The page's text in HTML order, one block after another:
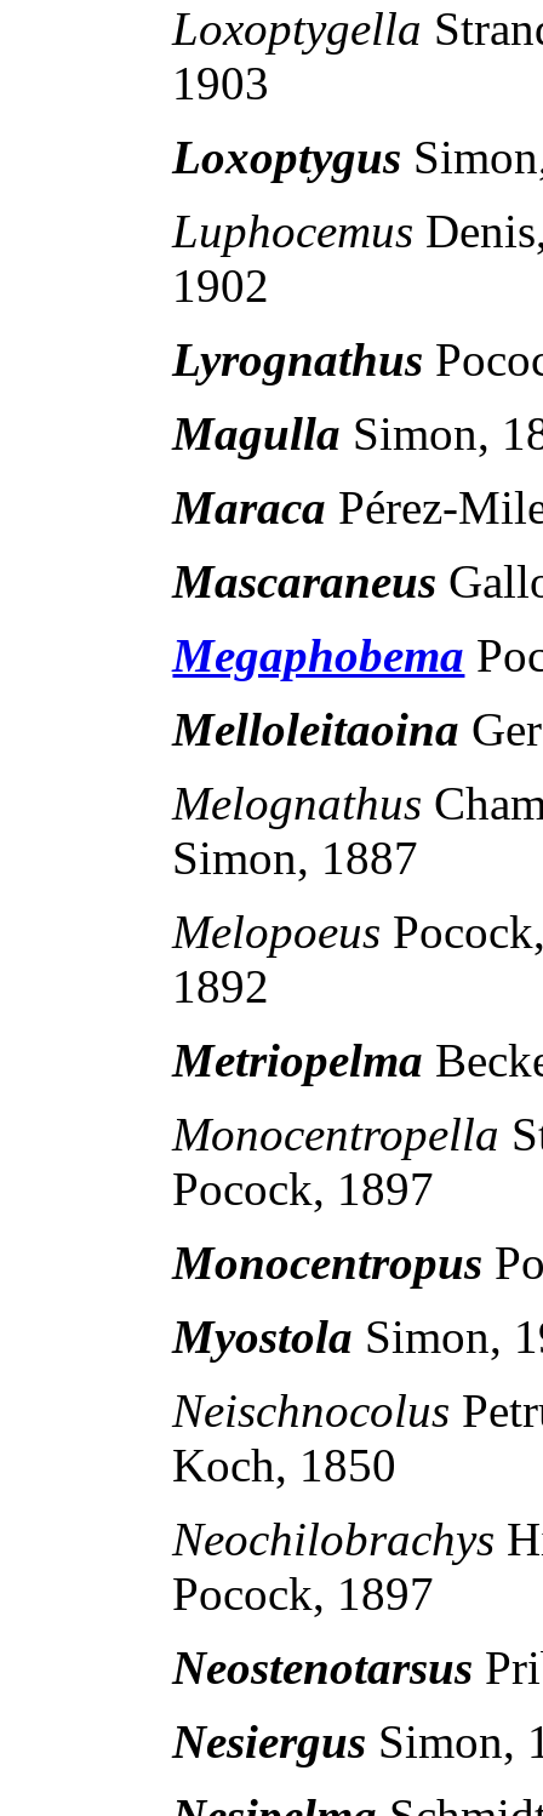
Loxoptygella
1903
Loxoptygus
Luphocemus
1902
Lyrognathus
Magulla Simon,
Maraca Pérez-
Mascaraneus
Megaphobema
Melloleitaoina
Melognathus
Simon, 1887
Melopoeus
1892
Metriopelma
Monocentropella
Pocock, 1897
Monocentropus
Myostola Simon,
Neischnocolus
Koch, 1850
Neochilobrachys
Pocock, 1897
Neostenotarsus
Nesiergus Simon,